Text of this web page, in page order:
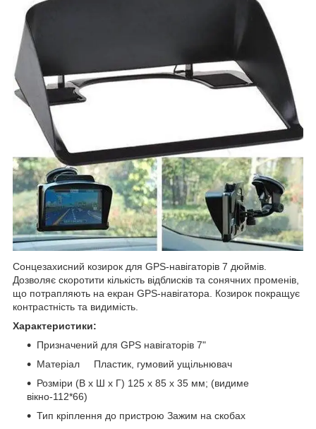
Сонцезахисний козирок для GPS-навігаторів 7 дюймів.
Дозволяє скоротити кількість відблисків та сонячних променів,
що потрапляють на екран GPS-навігатора. Козирок покращує
контрастність та видимість.
Характеристики:
Призначений для GPS навігаторів 7"
Матеріал Пластик, гумовий ущільнювач
Розміри (В х Ш х Г) 125 х 85 х 35 мм; (видиме
вікно-112*66)
Тип кріплення до пристрою Зажим на скобах